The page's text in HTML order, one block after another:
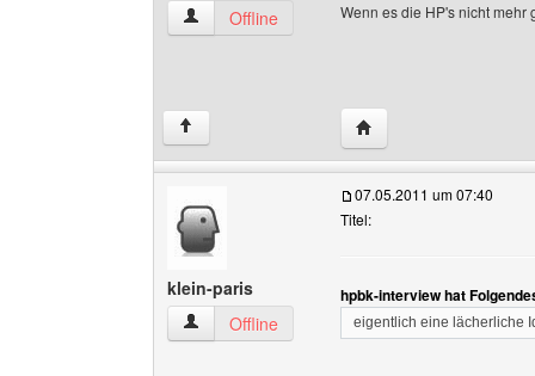
hpbk-interview Benutzer-Profile anzeigen
Offline
Wenn es die HP's nicht mehr
↑ Website dieses
klein-paris
klein-paris Benutzer-Profile anzeigen
Offline
07.05.2011 um 07:40
Titel:
hpbk-interview hat
eigentlich eine lächerliche